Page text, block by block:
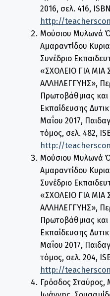
2016, σελ. 416,
http://
Μούσιου Μυλωνά
Αμαραντίδου
Συνέδριο
«ΣΧΟΛΕΙΟ ΓΙΑ
ΑΛΛΗΛΕΓΓΥΗΣ»,
Πρωτοβάθμιας
Εκπαίδευσης
Μαΐου 2017,
τόμος, σελ. 482,
http://
Μούσιου Μυλωνά
Αμαραντίδου
Συνέδριο
«ΣΧΟΛΕΙΟ ΓΙΑ
ΑΛΛΗΛΕΓΓΥΗΣ»,
Πρωτοβάθμιας
Εκπαίδευσης
Μαΐου 2017,
τόμος, σελ. 204,
http://
Γρόσδος Σταύρος,